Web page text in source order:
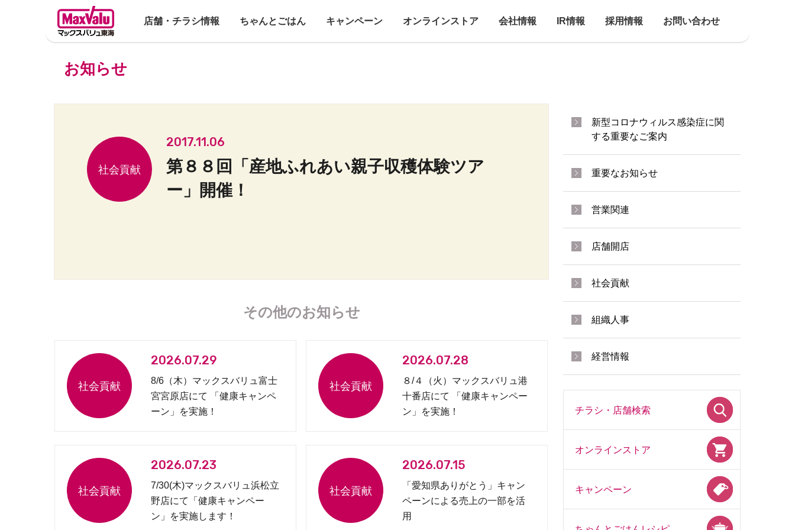
店舗・チラシ情報 ちゃんとごはん キャンペーン オンラインストア 会社情報 IR情報 採用情報 お問い合わせ
お知らせ
2017.11.06
第８８回「産地ふれあい親子収穫体験ツア
ー」開催！
その他のお知らせ
2026.07.29
8/6（木）マックスバリュ富士
宮宮原店にて 「健康キャンペ
ーン」を実施！
2026.07.28
８/４（火）マックスバリュ港
十番店にて 「健康キャンペー
ン」を実施！
2026.07.23
7/30(木)マックスバリュ浜松立
野店にて「健康キャンペー
ン」を実施します！
2026.07.15
「愛知県ありがとう」キャン
ペーンによる売上の一部を活
用
新型コロナウィルス感染症に関
する重要なご案内
重要なお知らせ
営業関連
店舗開店
社会貢献
組織人事
経営情報
チラシ・店舗検索
オンラインストア
キャンペーン